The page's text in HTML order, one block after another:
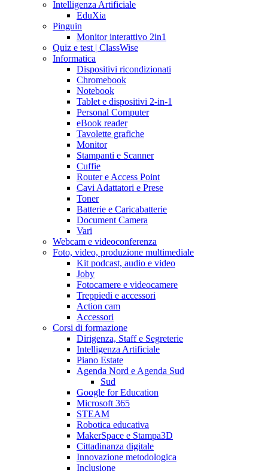
Intelligenza Artificiale
EduXia
Pinguin
Monitor interattivo 2in1
Quiz e test | ClassWise
Informatica
Dispositivi ricondizionati
Chromebook
Notebook
Tablet e dispositivi 2-in-1
Personal Computer
eBook reader
Tavolette grafiche
Monitor
Stampanti e Scanner
Cuffie
Router e Access Point
Cavi Adattatori e Prese
Toner
Batterie e Caricabatterie
Document Camera
Vari
Webcam e videoconferenza
Foto, video, produzione multimediale
Kit podcast, audio e video
Joby
Fotocamere e videocamere
Treppiedi e accessori
Action cam
Accessori
Corsi di formazione
Dirigenza, Staff e Segreterie
Intelligenza Artificiale
Piano Estate
Agenda Nord e Agenda Sud
Sud
Google for Education
Microsoft 365
STEAM
Robotica educativa
MakerSpace e Stampa3D
Cittadinanza digitale
Innovazione metodologica
Inclusione